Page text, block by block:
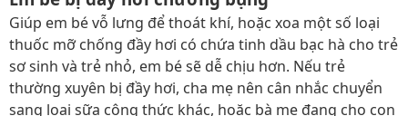
Giúp em bé vỗ lưng để thoát khí, hoặc xoa một số loại
thuốc mỡ chống đầy hơi có chứa tinh dầu bạc hà cho trẻ
sơ sinh và trẻ nhỏ, em bé sẽ dễ chịu hơn. Nếu trẻ
thường xuyên bị đầy hơi, cha mẹ nên cân nhắc chuyển
sang loại sữa công thức khác, hoặc bà mẹ đang cho con